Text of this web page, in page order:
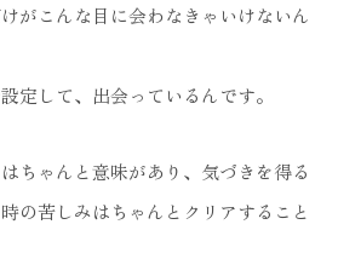
がこんな目に会わなきゃいけないん
定して、出会っているんです。
ちゃんと意味があり、気づきを得る
の苦しみはちゃんとクリアすること